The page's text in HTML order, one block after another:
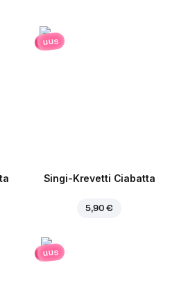
uus
Singi-Krevetti Ciabatta
5,90 €
uus